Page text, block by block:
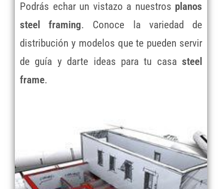
Podrás echar un vistazo a nuestros planos
steel framing. Conoce la variedad de
distribución y modelos que te pueden servir
de guía y darte ideas para tu casa steel
frame.